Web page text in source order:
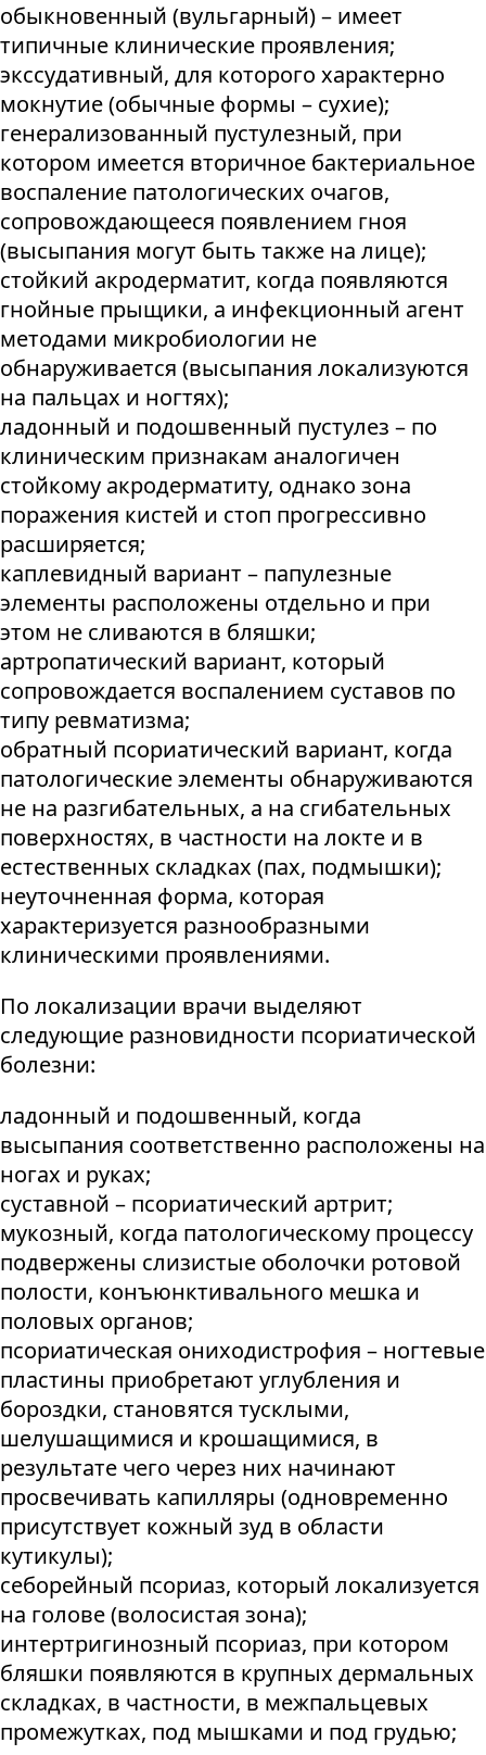
обыкновенный (вульгарный) – имеет
типичные клинические проявления;
экссудативный, для которого характерно
мокнутие (обычные формы – сухие);
генерализованный пустулезный, при
котором имеется вторичное бактериальное
воспаление патологических очагов,
сопровождающееся появлением гноя
(высыпания могут быть также на лице);
стойкий акродерматит, когда появляются
гнойные прыщики, а инфекционный агент
методами микробиологии не
обнаруживается (высыпания локализуются
на пальцах и ногтях);
ладонный и подошвенный пустулез – по
клиническим признакам аналогичен
стойкому акродерматиту, однако зона
поражения кистей и стоп прогрессивно
расширяется;
каплевидный вариант – папулезные
элементы расположены отдельно и при
этом не сливаются в бляшки;
артропатический вариант, который
сопровождается воспалением суставов по
типу ревматизма;
обратный псориатический вариант, когда
патологические элементы обнаруживаются
не на разгибательных, а на сгибательных
поверхностях, в частности на локте и в
естественных складках (пах, подмышки);
неуточненная форма, которая
характеризуется разнообразными
клиническими проявлениями.
По локализации врачи выделяют
следующие разновидности псориатической
болезни:
ладонный и подошвенный, когда
высыпания соответственно расположены на
ногах и руках;
суставной – псориатический артрит;
мукозный, когда патологическому процессу
подвержены слизистые оболочки ротовой
полости, конъюнктивального мешка и
половых органов;
псориатическая ониходистрофия – ногтевые
пластины приобретают углубления и
бороздки, становятся тусклыми,
шелушащимися и крошащимися, в
результате чего через них начинают
просвечивать капилляры (одновременно
присутствует кожный зуд в области
кутикулы);
себорейный псориаз, который локализуется
на голове (волосистая зона);
интертригинозный псориаз, при котором
бляшки появляются в крупных дермальных
складках, в частности, в межпальцевых
промежутках, под мышками и под грудью;